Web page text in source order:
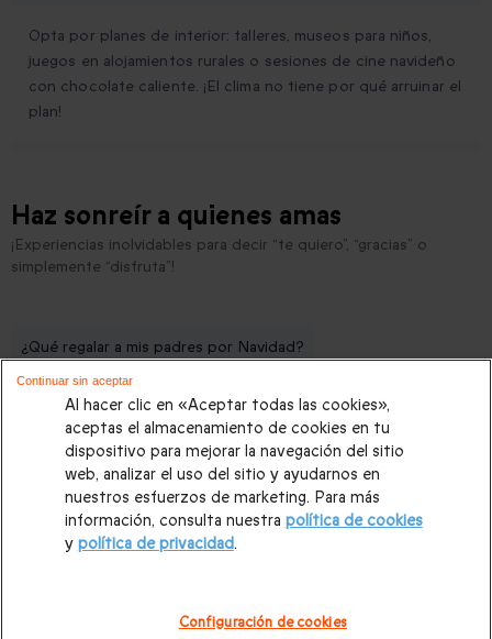
Opta por planes de interior: talleres, museos para niños,
juegos en alojamientos rurales o sesiones de cine navideño
con chocolate caliente. ¡El clima no tiene por qué arruinar el
plan!
Haz sonreír a quienes amas
¡Experiencias inolvidables para decir “te quiero”, “gracias” o
simplemente “disfruta”!
¿Qué regalar a mis padres por Navidad?
¿Cuáles son las mejores experiencias en familia para regalar en
¿Qué actividades hacer con niños de Halloween en España?
¿Cuáles son los mejores planes familiares para hacer en Navidad?
¿Qué hacer en el Puente del Octubre si viajas con niños?
¿Qué hacer con niños en el Puente de Diciembre?
Devoluciones sencillas
Al hacer clic en «Aceptar todas las cookies»,
aceptas el almacenamiento de cookies en tu
dispositivo para mejorar la navegación del sitio
web, analizar el uso del sitio y ayudarnos en
nuestros esfuerzos de marketing. Para más
información, consulta nuestra política de cookies
y política de privacidad.
Configuración de cookies
Continuar sin aceptar